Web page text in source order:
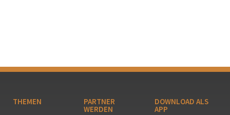
THEMEN PARTNER
WERDEN
DOWNLOAD ALS
APP